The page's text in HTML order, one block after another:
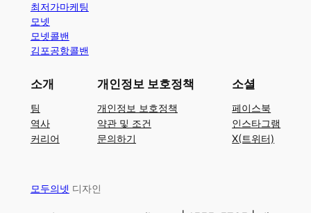
최저가마케팅
모넷
모넷콜밴
김포공항콜밴
소개
팀
역사
커리어
개인정보 보호정책
개인정보 보호정책
약관 및 조건
문의하기
소셜
페이스북
인스타그램
X(트위터)
모두의넷 디자인